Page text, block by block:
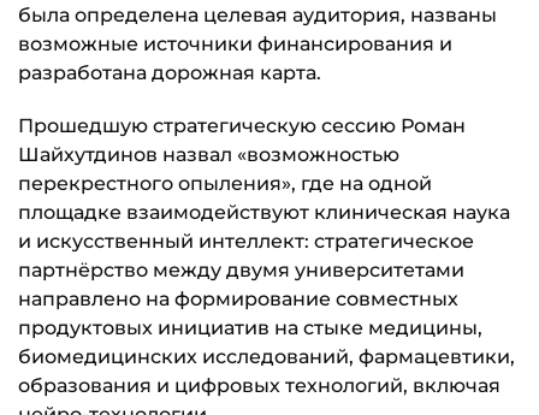
была определена целевая аудитория, названы
возможные источники финансирования и
разработана дорожная карта.
Прошедшую стратегическую сессию Роман
Шайхутдинов назвал «возможностью
перекрестного опыления», где на одной
площадке взаимодействуют клиническая наука
и искусственный интеллект: стратегическое
партнёрство между двумя университетами
направлено на формирование совместных
продуктовых инициатив на стыке медицины,
биомедицинских исследований, фармацевтики,
образования и цифровых технологий, включая